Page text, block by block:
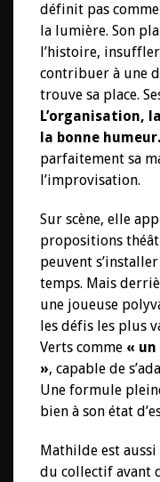
définit pas
la lumière. Son
l’histoire,
contribuer à une
trouve sa place.
L’organisation,
la bonne humeur.
parfaitement sa
l’improvisation.
Sur scène, elle
propositions
peuvent
temps. Mais
une joueuse
les défis les plus
Verts comme «
», capable de
Une formule
bien à son état
Mathilde est
du collectif avant